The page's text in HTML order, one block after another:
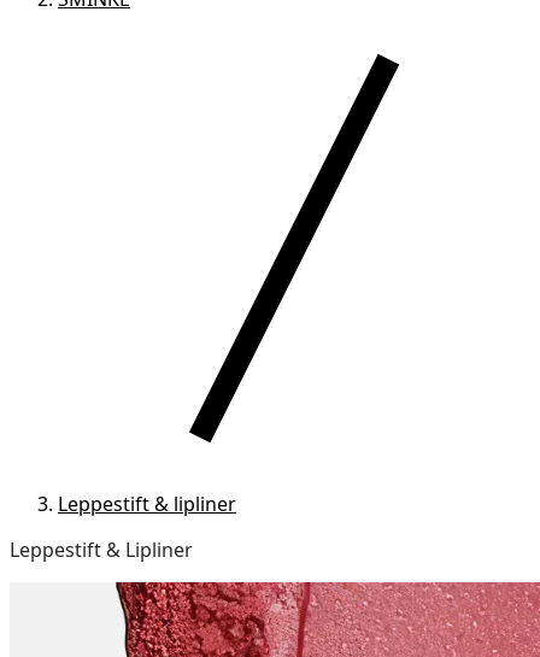
Leppestift & lipliner
Leppestift & Lipliner